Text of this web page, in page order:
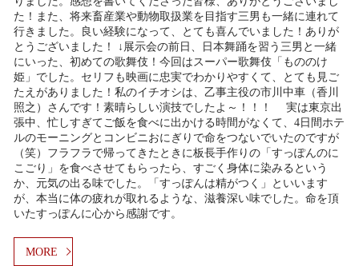
た！また、将来畜産業や動物取扱業を目指す三男も一緒に連れて
行きました。良い経験になって、とても喜んでいました！ありが
とうございました！ ↓展示会の前日、日本舞踊を習う三男と一緒
にいった、初めての歌舞伎！今回はスーパー歌舞伎「もののけ
姫」でした。セリフも映画に忠実でわかりやすくて、とても見ご
たえがありました！私のイチオシは、乙事主役の市川中車（香川
照之）さんです！素晴らしい演技でしたよ～！！！ 実は東京出
張中、忙しすぎてご飯を食べに出かける時間がなくて、4日間ホテ
ルのモーニングとコンビニおにぎりで命をつないでいたのですが
（笑）フラフラで帰ってきたときに板長手作りの「すっぽんのに
こごり」を食べさせてもらったら、すごく身体に染みるという
か、元気の出る味でした。「すっぽんは精がつく」といいます
が、本当に体の疲れが取れるような、滋養深い味でした。命を頂
いたすっぽんに心から感謝です。
MORE